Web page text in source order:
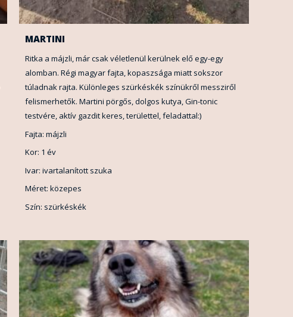
MARTINI
Ritka a májzli, már csak véletlenül kerülnek elő egy-egy
alomban. Régi magyar fajta, kopaszsága miatt sokszor
túladnak rajta. Különleges szürkéskék színükről messziről
felismerhetők. Martini pörgős, dolgos kutya, Gin-tonic
testvére, aktív gazdit keres, területtel, feladattal:)
Fajta: májzli
Kor: 1 év
Ivar: ivartalanított szuka
Méret: közepes
Szín: szürkéskék